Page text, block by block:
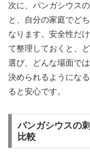
次に、パンガシウス
と、自分の家庭でど
なります。安全性だ
て整理しておくと、
選び、どんな場面で
決められるようにな
ると安心です。
パンガシウスの
比較